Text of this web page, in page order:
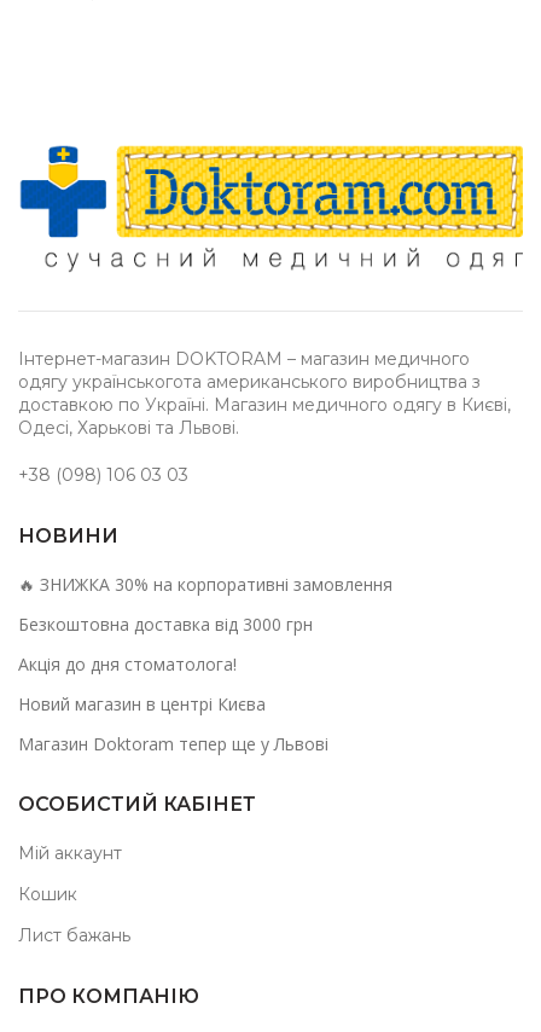
Інтернет-магазин DOKTORAM – магазин медичного
одягу українськогота американського виробництва з
доставкою по Україні. Магазин медичного одягу в Києві,
Одесі, Харькові та Львові.
+38 (098) 106 03 03
НОВИНИ
🔥 ЗНИЖКА 30% на корпоративні замовлення
Безкоштовна доставка від 3000 грн
Акція до дня стоматолога!
Новий магазин в центрі Києва
Магазин Doktoram тепер ще у Львові
ОСОБИСТИЙ КАБІНЕТ
Мій аккаунт
Кошик
Лист бажань
ПРО КОМПАНІЮ